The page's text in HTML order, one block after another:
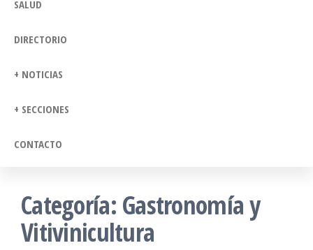
SALUD
DIRECTORIO
+ NOTICIAS
+ SECCIONES
CONTACTO
Categoría: Gastronomía y
Vitivinicultura